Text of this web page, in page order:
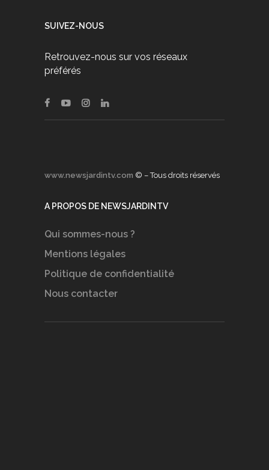
SUIVEZ-NOUS
Retrouvez-nous sur vos réseaux
préférés
www.newsjardintv.com © – Tous droits réservés
A PROPOS DE NEWSJARDINTV
Qui sommes-nous ?
Mentions légales
Politique de confidentialité
Nous contacter